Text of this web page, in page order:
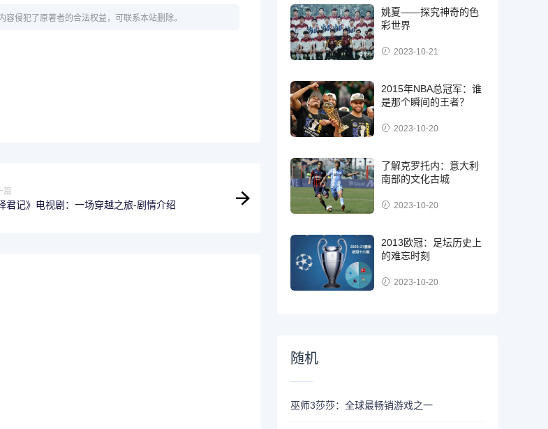
侵犯了原著者的合法权益，可联系本站删除。
篇
君记》电视剧：一场穿越之旅-剧情介绍
姚夏——探究神奇的色
彩世界
2023-10-21
2015年NBA总冠军：谁
是那个瞬间的王者？
2023-10-20
了解克罗托内：意大利
南部的文化古城
2023-10-20
2013欧冠：足坛历史上
的难忘时刻
2023-10-20
随机
巫师3莎莎：全球最畅销游戏之一